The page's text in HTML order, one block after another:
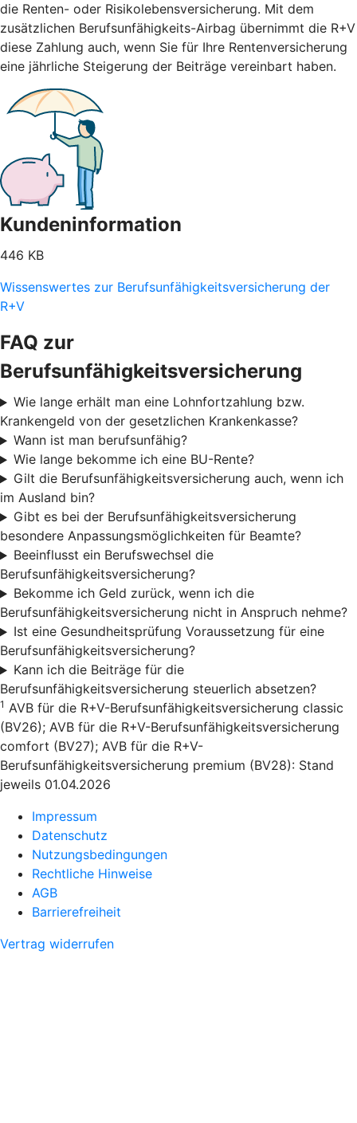
die Renten- oder Risikolebensversicherung. Mit dem
zusätzlichen Berufsunfähigkeits-Airbag übernimmt die R+V
diese Zahlung auch, wenn Sie für Ihre Rentenversicherung
eine jährliche Steigerung der Beiträge vereinbart haben.
Kundeninformation
446 KB
Wissenswertes zur Berufsunfähigkeitsversicherung der
R+V
FAQ zur
Berufsunfähigkeitsversicherung
Wie lange erhält man eine Lohnfortzahlung bzw.
Krankengeld von der gesetzlichen Krankenkasse?
Wann ist man berufsunfähig?
Wie lange bekomme ich eine BU-Rente?
Gilt die Berufsunfähigkeitsversicherung auch, wenn ich
im Ausland bin?
Gibt es bei der Berufsunfähigkeitsversicherung
besondere Anpassungsmöglichkeiten für Beamte?
Beeinflusst ein Berufswechsel die
Berufsunfähigkeitsversicherung?
Bekomme ich Geld zurück, wenn ich die
Berufsunfähigkeitsversicherung nicht in Anspruch nehme?
Ist eine Gesundheitsprüfung Voraussetzung für eine
Berufsunfähigkeitsversicherung?
Kann ich die Beiträge für die
Berufsunfähigkeitsversicherung steuerlich absetzen?
1 AVB für die R+V-Berufsunfähigkeitsversicherung classic
(BV26); AVB für die R+V-Berufsunfähigkeitsversicherung
comfort (BV27); AVB für die R+V-
Berufsunfähigkeitsversicherung premium (BV28): Stand
jeweils 01.04.2026
Impressum
Datenschutz
Nutzungsbedingungen
Rechtliche Hinweise
AGB
Barrierefreiheit
Vertrag widerrufen